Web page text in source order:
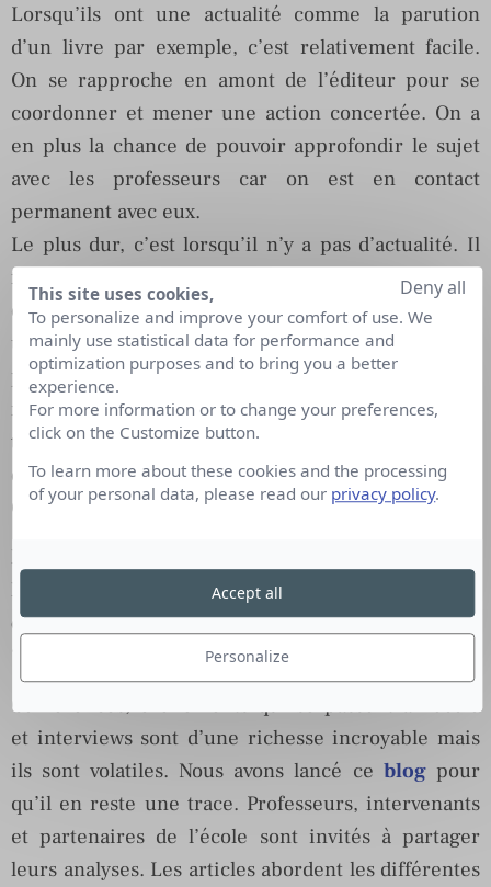
Lorsqu’ils ont une actualité comme la parution
d’un livre par exemple, c’est relativement facile.
On se rapproche en amont de l’éditeur pour se
coordonner et mener une action concertée. On a
en plus la chance de pouvoir approfondir le sujet
avec les professeurs car on est en contact
permanent avec eux.
Le plus dur, c’est lorsqu’il n’y a pas d’actualité. Il
faut alors redoubler de créativité pour réussir à
occuper le terrain médiatique. Quand on est dans
une école, les contenus intéressants ne manquent
pas. A condition d’aller les chercher, de demander
régulièrement aux professeurs sur quels sujets ils
travaillent, de les alerter sur les actualités traitées
dans les médias pour éventuellement rebondir…
C’est l’essentiel du travail.
Business Development. Quelle est l’ambition de
ce blog et comment comptez-vous le développer
Conférences, évènements qui se passent à l’école
et interviews sont d’une richesse incroyable mais
ils sont volatiles. Nous avons lancé ce blogpour
qu’il en reste une trace. Professeurs, intervenants
et partenaires de l’école sont invités à partager
leurs analyses. Les articles abordent les différentes
This site uses cookies,
To personalize and improve your comfort of use. We
mainly use statistical data for performance and
optimization purposes and to bring you a better
experience.
For more information or to change your preferences,
click on the Customize button.
To learn more about these cookies and the processing
of your personal data, please read our privacy policy.
Personalize
Deny all
Accept all